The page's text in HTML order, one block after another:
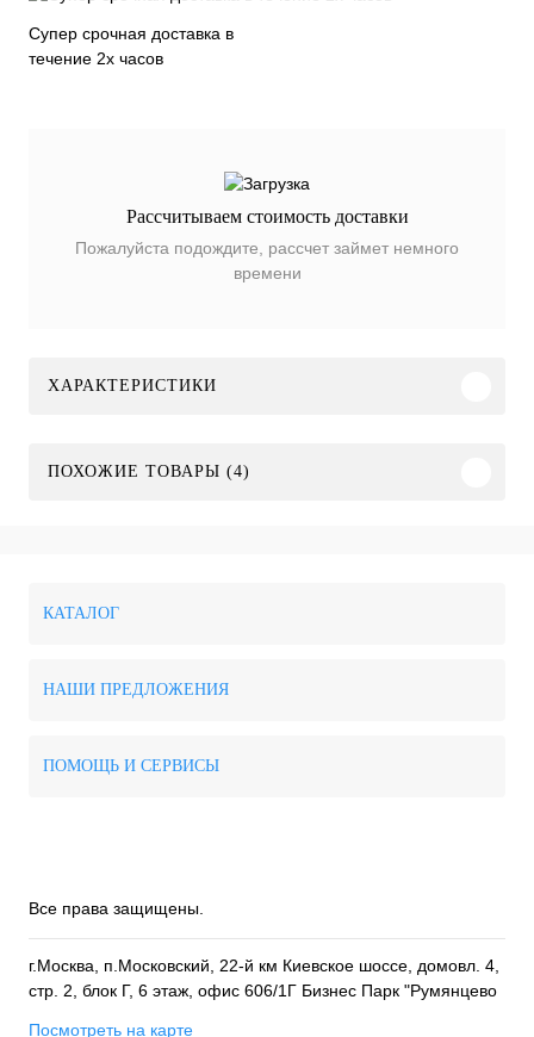
Супер срочная доставка в
течение 2х часов
Рассчитываем стоимость доставки
Пожалуйста подождите, рассчет займет немного
времени
ХАРАКТЕРИСТИКИ
ПОХОЖИЕ ТОВАРЫ (4)
КАТАЛОГ
НАШИ ПРЕДЛОЖЕНИЯ
ПОМОЩЬ И СЕРВИСЫ
Все права защищены.
г.Москва, п.Московский, 22-й км Киевское шоссе, домовл. 4,
стр. 2, блок Г, 6 этаж, офис 606/1Г Бизнес Парк "Румянцево
Посмотреть на карте